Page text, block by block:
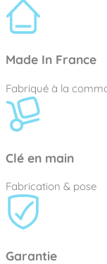
Made In France
Fabriqué à la
Clé en main
Fabrication & pose
Garantie